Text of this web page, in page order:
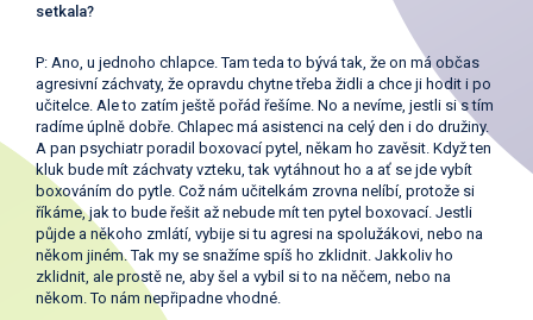
setkala?
P: Ano, u jednoho chlapce. Tam teda to bývá tak, že on má občas
agresivní záchvaty, že opravdu chytne třeba židli a chce ji hodit i po
učitelce. Ale to zatím ještě pořád řešíme. No a nevíme, jestli si s tím
radíme úplně dobře. Chlapec má asistenci na celý den i do družiny.
A pan psychiatr poradil boxovací pytel, někam ho zavěsit. Když ten
kluk bude mít záchvaty vzteku, tak vytáhnout ho a ať se jde vybít
boxováním do pytle. Což nám učitelkám zrovna nelíbí, protože si
říkáme, jak to bude řešit až nebude mít ten pytel boxovací. Jestli
půjde a někoho zmlátí, vybije si tu agresi na spolužákovi, nebo na
někom jiném. Tak my se snažíme spíš ho zklidnit. Jakkoliv ho
zklidnit, ale prostě ne, aby šel a vybil si to na něčem, nebo na
někom. To nám nepřipadne vhodné.